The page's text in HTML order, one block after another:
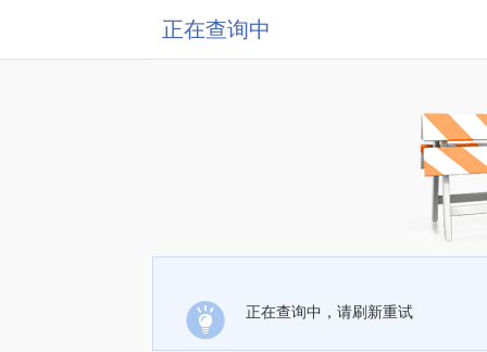
正在查询中
正在查询中，请刷新重试